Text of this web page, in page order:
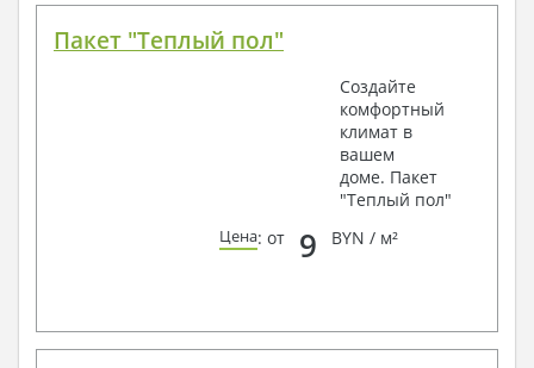
Пакет "Теплый пол"
Создайте
комфортный
климат в
вашем
доме. Пакет
"Теплый пол"
Цена: от 9 BYN / м²